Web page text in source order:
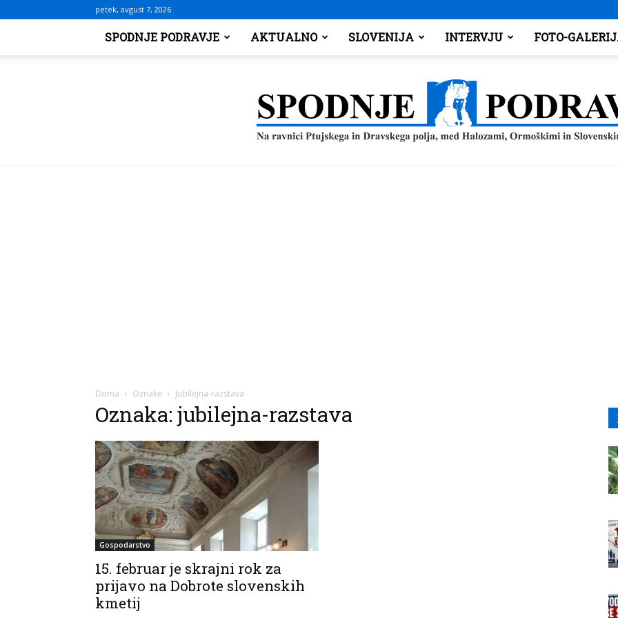
petek, avgust 7, 2026
SPODNJE PODRAVJE AKTUALNO SLOVENIJA INTERVJU FOTO-
Doma Oznake Jubilejna-razstava
Oznaka: jubilejna-razstava
Gospodarstvo
15. februar je skrajni rok za
prijavo na Dobrote slovenskih
kmetij